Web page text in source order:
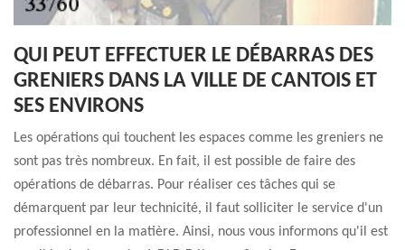
QUI PEUT EFFECTUER LE DÉBARRAS DES
GRENIERS DANS LA VILLE DE CANTOIS ET
SES ENVIRONS
Les opérations qui touchent les espaces comme les greniers ne
sont pas très nombreux. En fait, il est possible de faire des
opérations de débarras. Pour réaliser ces tâches qui se
démarquent par leur technicité, il faut solliciter le service d'un
professionnel en la matière. Ainsi, nous vous informons qu'il est